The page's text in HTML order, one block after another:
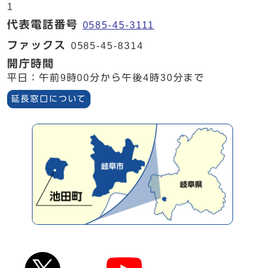
1
代表電話番号 0585-45-3111
ファックス 0585-45-8314
開庁時間
平日：午前9時00分から午後4時30分まで
延長窓口について